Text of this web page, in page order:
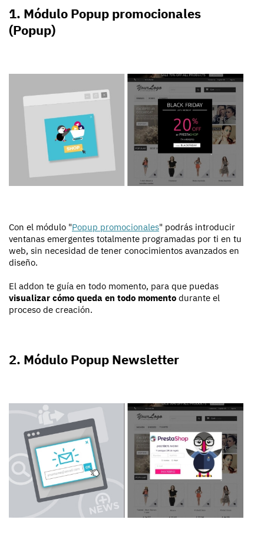
1. Módulo Popup promocionales
(Popup)
Con el módulo "Popup promocionales" podrás introducir
ventanas emergentes totalmente programadas por ti en tu
web, sin necesidad de tener conocimientos avanzados en
diseño.
El addon te guía en todo momento, para que puedas
visualizar cómo queda en todo momento durante el
proceso de creación.
2. Módulo Popup Newsletter